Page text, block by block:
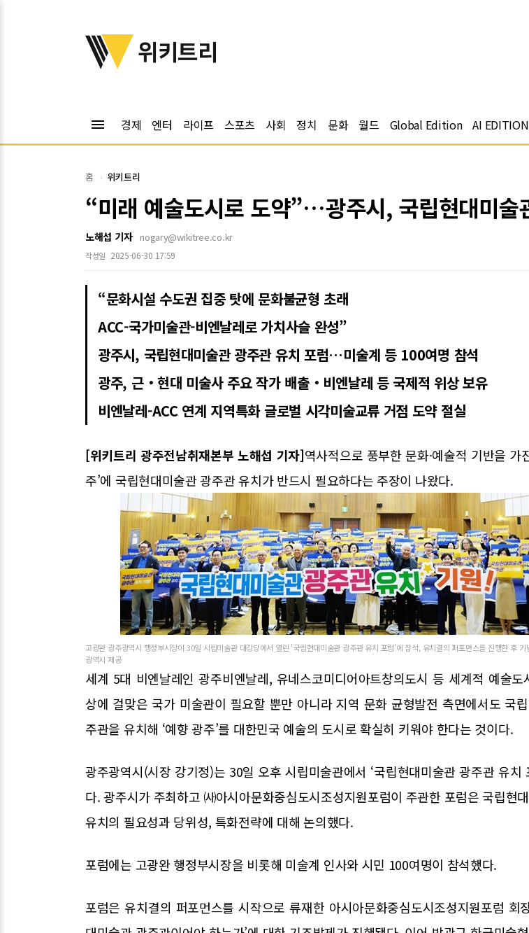
위키트리
위키트리
menu 경제 엔터 라이프 스포츠 사회 정치 문화 월드 Global Edition AI EDITION
홈 위키트리
“미래 예술도시로 도약”…광주시, 국립현대미술
노해섭 기자 nogary@wikitree.co.kr
작성일 2025-06-30 17:59
“문화시설 수도권 집중 탓에 문화불균형 초래
ACC-국가미술관-비엔날레로 가치사슬 완성”
광주시, 국립현대미술관 광주관 유치 포럼…미술계 등 100여명 참석
광주, 근‧현대 미술사 주요 작가 배출‧비엔날레 등 국제적 위상 보유
비엔날레-ACC 연계 지역특화 글로벌 시각미술교류 거점 도약 절실
[위키트리 광주전남취재본부 노해섭 기자]역사적으로 풍부한 문화·예술적 기반을 가
주’에 국립현대미술관 광주관 유치가 반드시 필요하다는 주장이 나왔다.
고광완 광주광역시 행정부시장이 30일 시립미술관 대강당에서 열린 '국립현대미술관 광주관 유치 포럼'에 참석, 유치결의 퍼포먼스를 진행한 후
광역시 제공
세계 5대 비엔날레인 광주비엔날레, 유네스코미디어아트창의도시 등 세계적 예술도
상에 걸맞은 국가 미술관이 필요할 뿐만 아니라 지역 문화 균형발전 측면에서도 국
주관을 유치해 ‘예향 광주’를 대한민국 예술의 도시로 확실히 키워야 한다는 것이다.
광주광역시(시장 강기정)는 30일 오후 시립미술관에서 ‘국립현대미술관 광주관 유치
다. 광주시가 주최하고 ㈔아시아문화중심도시조성지원포럼이 주관한 포럼은 국립현
유치의 필요성과 당위성, 특화전략에 대해 논의했다.
포럼에는 고광완 행정부시장을 비롯해 미술계 인사와 시민 100여명이 참석했다.
포럼은 유치결의 퍼포먼스를 시작으로 류재한 아시아문화중심도시조성지원포럼 회